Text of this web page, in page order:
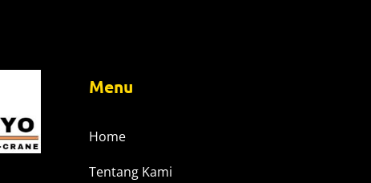
Menu
Home
Tentang Kami